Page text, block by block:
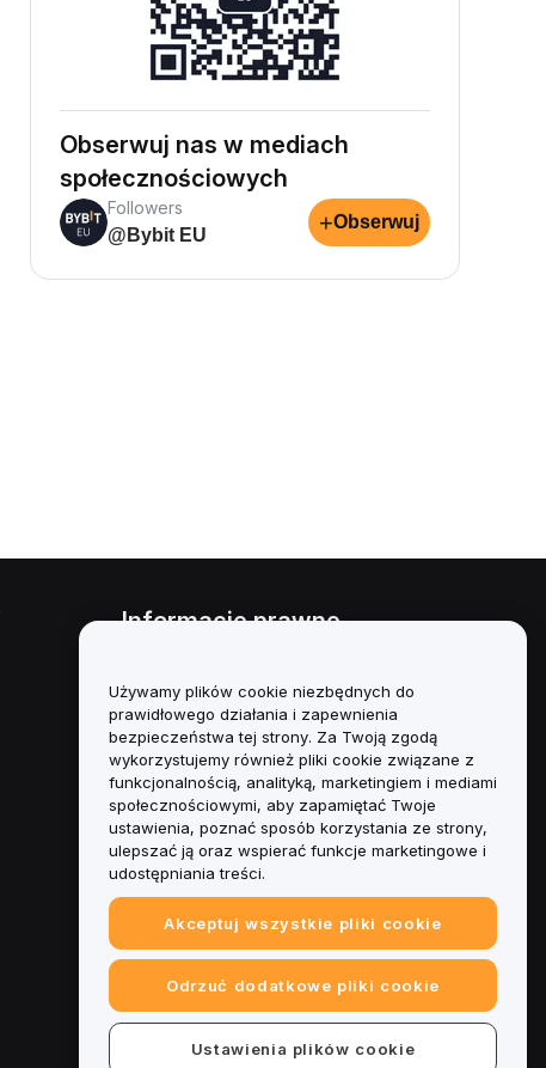
Obserwuj nas w mediach
społecznościowych
Followers
@Bybit EU
+Obserwuj
Informacje prawne
interesów
Podsumowanie polityki
powiernictwa i zarządzania
Informacje ESG
Biuletyny informacyjne
kryptoaktywów
Używamy plików cookie niezbędnych do
prawidłowego działania i zapewnienia
bezpieczeństwa tej strony. Za Twoją zgodą
wykorzystujemy również pliki cookie związane z
funkcjonalnością, analityką, marketingiem i mediami
społecznościowymi, aby zapamiętać Twoje
ustawienia, poznać sposób korzystania ze strony,
ulepszać ją oraz wspierać funkcje marketingowe i
udostępniania treści.
Akceptuj wszystkie pliki cookie
Odrzuć dodatkowe pliki cookie
Ustawienia plików cookie